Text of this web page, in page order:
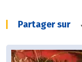
Partager sur